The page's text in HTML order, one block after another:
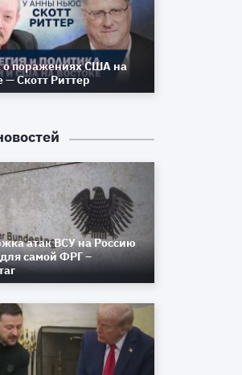
о поражениях США на
— Скотт Риттер
атак ВСУ на Россию
самой ФРГ –